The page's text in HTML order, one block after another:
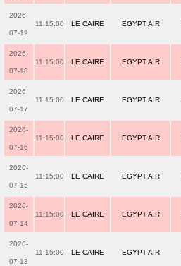
2026-
07-19
11:15:00 LE CAIRE EGYPT AIR
2026-
07-18
11:15:00 LE CAIRE EGYPT AIR
2026-
07-17
11:15:00 LE CAIRE EGYPT AIR
2026-
07-16
11:15:00 LE CAIRE EGYPT AIR
2026-
07-15
11:15:00 LE CAIRE EGYPT AIR
2026-
07-14
11:15:00 LE CAIRE EGYPT AIR
2026-
07-13
11:15:00 LE CAIRE EGYPT AIR